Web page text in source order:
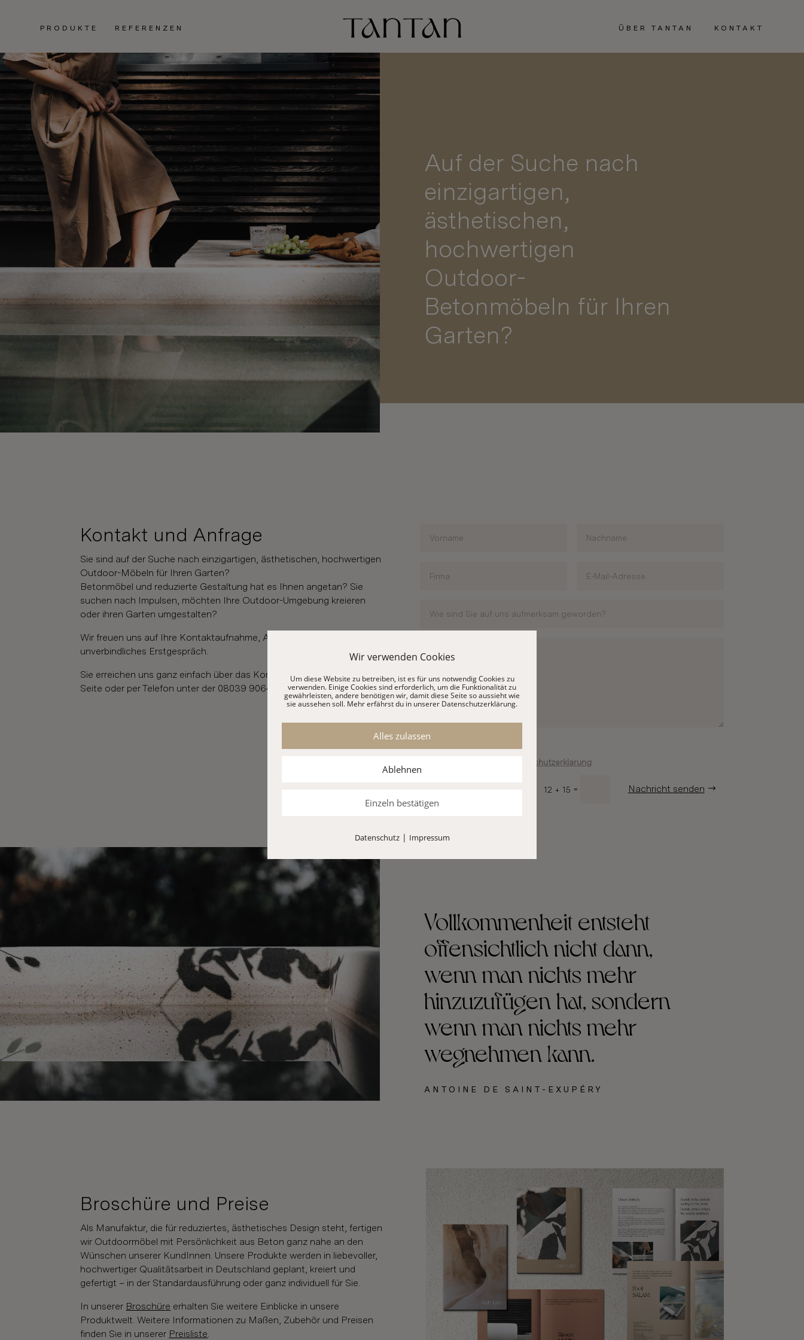
PRODUKTE REFERENZEN ÜBER TANTAN KONTAKT
Auf der Suche nach
einzigartigen,
ästhetischen,
hochwertigen
Outdoor-
Betonmöbeln für Ihren
Garten?
Kontakt und Anfrage
Sie sind auf der Suche nach einzigartigen, ästhetischen, hochwertigen
Outdoor-Möbeln für Ihren Garten?
Betonmöbel und reduzierte Gestaltung hat es Ihnen angetan? Sie
suchen nach Impulsen, möchten Ihre Outdoor-Umgebung kreieren
oder ihren Garten umgestalten?
Wir freuen uns auf Ihre Kontaktaufnahme, Anfrage und ein
unverbindliches Erstgespräch.
Sie erreichen uns ganz einfach über das Kontaktformular auf dieser
Seite oder per Telefon unter der 08039 9064-38.
Datenschutzerklärung
12 + 15 = Nachricht senden
Vollkommenheit entsteht
offensichtlich nicht dann,
wenn man nichts mehr
hinzuzufügen hat, sondern
wenn man nichts mehr
wegnehmen kann.
ANTOINE DE SAINT-EXUPÉRY
Broschüre und Preise
Als Manufaktur, die für reduziertes, ästhetisches Design steht, fertigen
wir Outdoormöbel mit Persönlichkeit aus Beton ganz nahe an den
Wünschen unserer KundInnen. Unsere Produkte werden in liebevoller,
hochwertiger Qualitätsarbeit in Deutschland geplant, kreiert und
gefertigt – in der Standardausführung oder ganz individuell für Sie.
In unserer Broschüre erhalten Sie weitere Einblicke in unsere
Produktwelt. Weitere Informationen zu Maßen, Zubehör und Preisen
finden Sie in unserer Preisliste.
Wir verwenden Cookies
Um diese Website zu betreiben, ist es für uns notwendig Cookies zu
verwenden. Einige Cookies sind erforderlich, um die Funktionalität zu
gewährleisten, andere benötigen wir, damit diese Seite so aussieht wie
sie aussehen soll. Mehr erfährst du in unserer Datenschutzerklärung.
Alles zulassen
Ablehnen
Einzeln bestätigen
Datenschutz| Impressum